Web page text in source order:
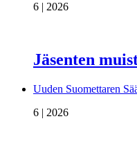
6 | 2026
Jäsenten
Uuden Suomettaren
6 | 2026